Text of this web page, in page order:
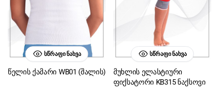
ᲡᲬᲠᲐᲤᲘ ᲜᲐᲮᲕᲐ
წელის ქამარი WB01 (შალის)
ᲡᲬᲠᲐᲤᲘ ᲜᲐᲮᲕᲐ
მუხლის ელასტიური
ფიქსატორი KB315 ნაქსოვი